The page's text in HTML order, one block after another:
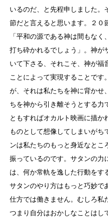
いるのだ、と先程申しました。
節だと言えると思います。２０
「平和の源である神は間もな
打ち砕かれるでしょう」。神が
いて下さる、それこそ、神が福
ことによって実現することです
が、それは私たちを神に背かせ
ちを神から引き離そうとする力
ともすればオカルト映画に描
ものとして想像してしまいがち
ンは私たちのもっと身近なとこ
振っているのです。サタンの力
は、何か常軌を逸した行動をす
サタンのやり方はもっと巧妙で
仕方では働きません。むしろ私
つまり自分はおかしなことはし